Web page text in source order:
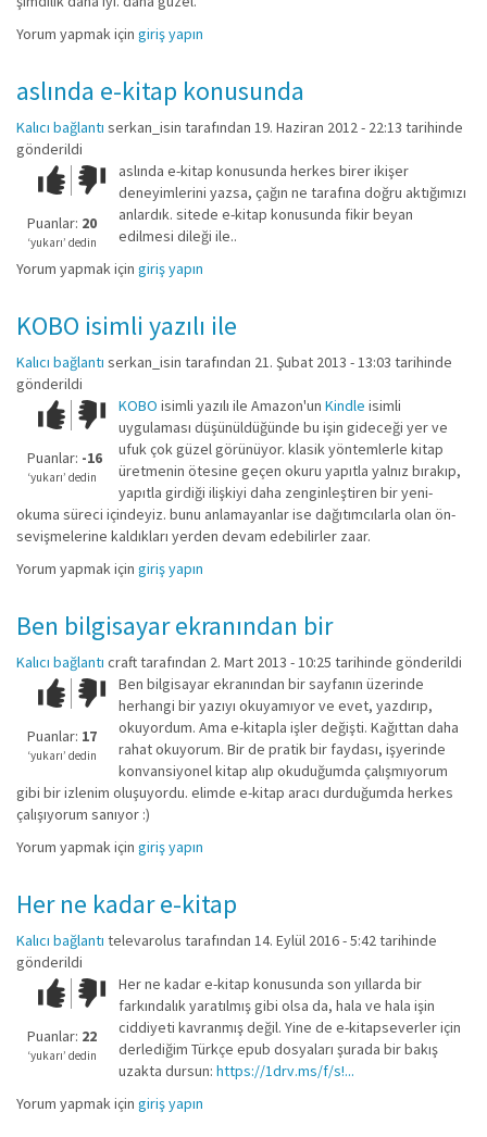
Yorum yapmak için giriş yapın
aslında e-kitap konusunda
Kalıcı bağlantı serkan_isin tarafından 19. Haziran 2012 - 22:13 tarihinde
gönderildi
Çok iyi!O
kadar
iyi
değil!
Puanlar: 20
‘yukarı’ dedin
aslında e-kitap konusunda herkes birer ikişer
deneyimlerini yazsa, çağın ne tarafına doğru aktığımızı
anlardık. sitede e-kitap konusunda fikir beyan
edilmesi dileği ile..
Yorum yapmak için giriş yapın
KOBO isimli yazılı ile
Kalıcı bağlantı serkan_isin tarafından 21. Şubat 2013 - 13:03 tarihinde
gönderildi
Çok iyi!O
kadar
iyi
değil!
Puanlar: -16
‘yukarı’ dedin
KOBO isimli yazılı ile Amazon'un Kindle isimli
uygulaması düşünüldüğünde bu işin gideceği yer ve
ufuk çok güzel görünüyor. klasik yöntemlerle kitap
üretmenin ötesine geçen okuru yapıtla yalnız bırakıp,
yapıtla girdiği ilişkiyi daha zenginleştiren bir yeni-
okuma süreci içindeyiz. bunu anlamayanlar ise dağıtımcılarla olan ön-
sevişmelerine kaldıkları yerden devam edebilirler zaar.
Yorum yapmak için giriş yapın
Ben bilgisayar ekranından bir
Kalıcı bağlantı crafttarafından 2. Mart 2013 - 10:25 tarihinde gönderildi
Çok iyi!O
kadar
iyi
değil!
Puanlar: 17
‘yukarı’ dedin
Ben bilgisayar ekranından bir sayfanın üzerinde
herhangi bir yazıyı okuyamıyor ve evet, yazdırıp,
okuyordum. Ama e-kitapla işler değişti. Kağıttan daha
rahat okuyorum. Bir de pratik bir faydası, işyerinde
konvansiyonel kitap alıp okuduğumda çalışmıyorum
gibi bir izlenim oluşuyordu. elimde e-kitap aracı durduğumda herkes
çalışıyorum sanıyor :)
Yorum yapmak için giriş yapın
Her ne kadar e-kitap
Kalıcı bağlantı televarolus tarafından 14. Eylül 2016 - 5:42 tarihinde
gönderildi
Çok iyi!O
kadar
iyi
değil!
Puanlar: 22
‘yukarı’ dedin
Her ne kadar e-kitap konusunda son yıllarda bir
farkındalık yaratılmış gibi olsa da, hala ve hala işin
ciddiyeti kavranmış değil. Yine de e-kitapseverler için
derlediğim Türkçe epub dosyaları şurada bir bakış
uzakta dursun: https://1drv.ms/f/s!...
Yorum yapmak için giriş yapın